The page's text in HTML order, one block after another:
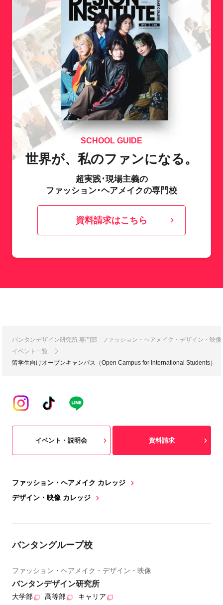
SCHOOL GUIDE
世界が、私のファンになる。
超実践･現場主義の
ファッション･ヘアメイクの専門校
資料請求はこちら
バンタンデザイン研究所 専門部 - ファッション・ヘアメイク・デザイン・映
イベント一覧
留学生向けオープンキャンパス（Open Campus for International Students）
ファッション・ヘアメイク カレッジ
デザイン・映像 カレッジ
イベント・説明会 資料請求
バンタングループ校
ファッション・ヘアメイク・デザイン・映像
バンタンデザイン研究所
大学部 高等部 キャリア